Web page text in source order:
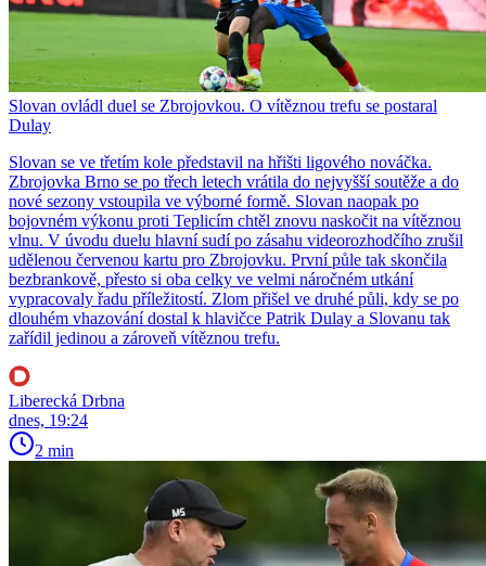
Slovan ovládl duel se Zbrojovkou. O vítěznou trefu se postaral
Dulay
Slovan se ve třetím kole představil na hřišti ligového nováčka.
Zbrojovka Brno se po třech letech vrátila do nejvyšší soutěže a do
nové sezony vstoupila ve výborné formě. Slovan naopak po
bojovném výkonu proti Teplicím chtěl znovu naskočit na vítěznou
vlnu. V úvodu duelu hlavní sudí po zásahu videorozhodčího zrušil
udělenou červenou kartu pro Zbrojovku. První půle tak skončila
bezbrankově, přesto si oba celky ve velmi náročném utkání
vypracovaly řadu příležitostí. Zlom přišel ve druhé půli, kdy se po
dlouhém vhazování dostal k hlavičce Patrik Dulay a Slovanu tak
zařídil jedinou a zároveň vítěznou trefu.
Liberecká Drbna
dnes, 19:24
2 min